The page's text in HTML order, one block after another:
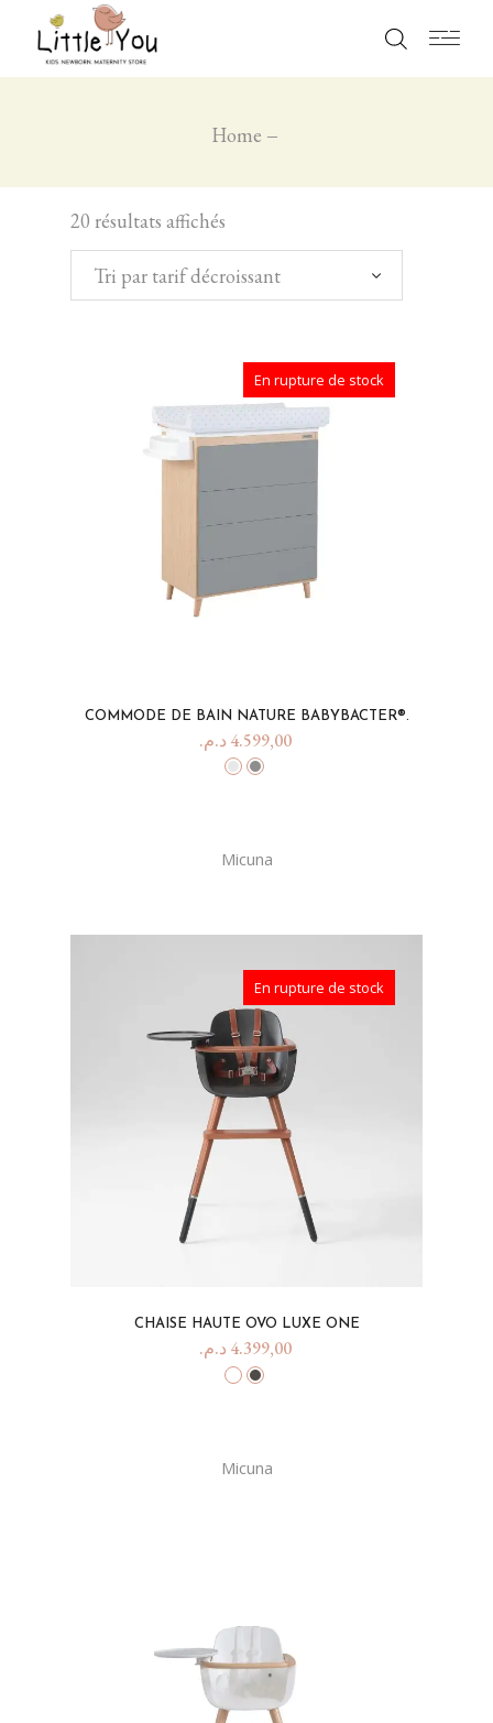
Home
20 résultats affichés
Tri par tarif décroissant
En rupture de stock
COMMODE DE BAIN NATURE BABYBACTER®.
4.599,00 د.م.
Micuna
En rupture de stock
CHAISE HAUTE OVO LUXE ONE
4.399,00 د.م.
Micuna